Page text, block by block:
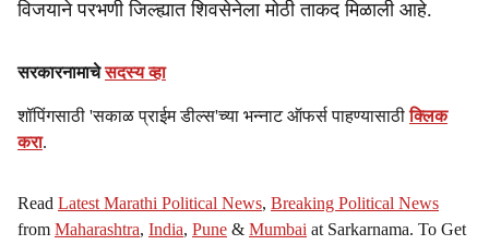
विजयाने परभणी जिल्ह्यात शिवसेनेला मोठी ताकद मिळाली आहे.
सरकारनामाचेसदस्य व्हा
शॉपिंगसाठी 'सकाळ प्राईम डील्स'च्या भन्नाट ऑफर्स पाहण्यासाठीक्लिक
करा.
Read Latest Marathi Political News, Breaking Political News
from Maharashtra, India, Pune & Mumbai at Sarkarnama. To Get